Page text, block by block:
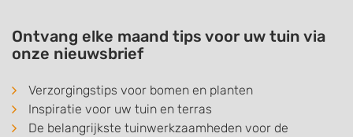
Ontvang elke maand tips voor uw tuin via
onze nieuwsbrief
Verzorgingstips voor bomen en planten
Inspiratie voor uw tuin en terras
De belangrijkste tuinwerkzaamheden voor de